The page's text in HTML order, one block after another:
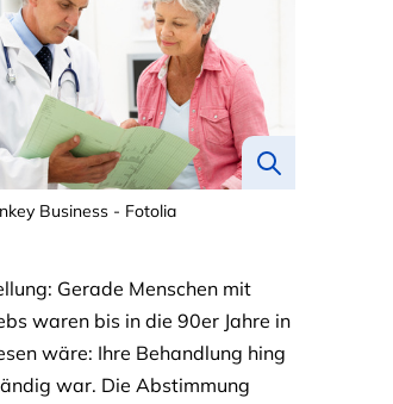
Business - Fotolia
Gerade Menschen mit
waren bis in die 90er Jahre in
wäre: Ihre Behandlung hing
war. Die Abstimmung